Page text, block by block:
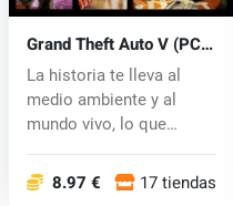
Grand Theft Auto V (PC)
CD key
La historia te lleva al
medio ambiente y al
mundo vivo, lo que
8.97 € 17 tiendas